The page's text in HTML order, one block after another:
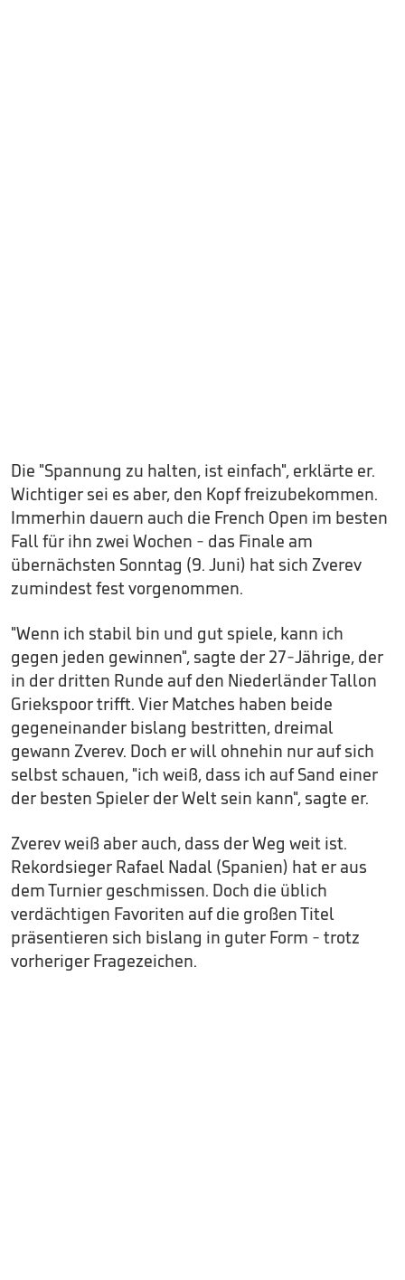
Die "Spannung zu halten, ist einfach", erklärte er.
Wichtiger sei es aber, den Kopf freizubekommen.
Immerhin dauern auch die French Open im besten
Fall für ihn zwei Wochen - das Finale am
übernächsten Sonntag (9. Juni) hat sich Zverev
zumindest fest vorgenommen.
"Wenn ich stabil bin und gut spiele, kann ich
gegen jeden gewinnen", sagte der 27-Jährige, der
in der dritten Runde auf den Niederländer Tallon
Griekspoor trifft. Vier Matches haben beide
gegeneinander bislang bestritten, dreimal
gewann Zverev. Doch er will ohnehin nur auf sich
selbst schauen, "ich weiß, dass ich auf Sand einer
der besten Spieler der Welt sein kann", sagte er.
Zverev weiß aber auch, dass der Weg weit ist.
Rekordsieger Rafael Nadal (Spanien) hat er aus
dem Turnier geschmissen. Doch die üblich
verdächtigen Favoriten auf die großen Titel
präsentieren sich bislang in guter Form - trotz
vorheriger Fragezeichen.